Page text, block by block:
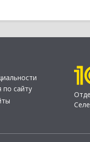
по сайту